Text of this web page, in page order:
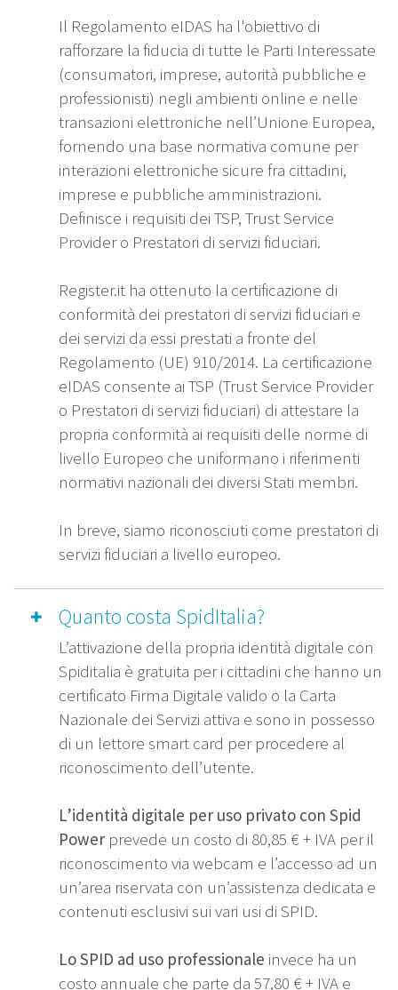
Il Regolamento eIDAS ha l'obiettivo di
rafforzare la fiducia di tutte le Parti Interessate
(consumatori, imprese, autorità pubbliche e
professionisti) negli ambienti online e nelle
transazioni elettroniche nell’Unione Europea,
fornendo una base normativa comune per
interazioni elettroniche sicure fra cittadini,
imprese e pubbliche amministrazioni.
Definisce i requisiti dei TSP, Trust Service
Provider o Prestatori di servizi fiduciari.
Register.it ha ottenuto la certificazione di
conformità dei prestatori di servizi fiduciari e
dei servizi da essi prestati a fronte del
Regolamento (UE) 910/2014. La certificazione
eIDAS consente ai TSP (Trust Service Provider
o Prestatori di servizi fiduciari) di attestare la
propria conformità ai requisiti delle norme di
livello Europeo che uniformano i riferimenti
normativi nazionali dei diversi Stati membri.
In breve, siamo riconosciuti come prestatori di
servizi fiduciari a livello europeo.
Quanto costa SpidItalia?
L’attivazione della propria identità digitale con
Spiditalia è gratuita per i cittadini che hanno un
certificato Firma Digitale valido o la Carta
Nazionale dei Servizi attiva e sono in possesso
di un lettore smart card per procedere al
riconoscimento dell’utente.
L’identità digitale per uso privato con Spid
Power prevede un costo di 80,85 € + IVA per il
riconoscimento via webcam e l’accesso ad un
un’area riservata con un’assistenza dedicata e
contenuti esclusivi sui vari usi di SPID.
Lo SPID ad uso professionale invece ha un
costo annuale che parte da 57,80 € + IVA e